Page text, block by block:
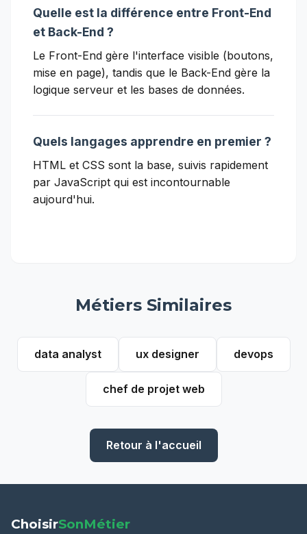
Quelle est la différence entre Front-End
et Back-End ?
Le Front-End gère l'interface visible (boutons,
mise en page), tandis que le Back-End gère la
logique serveur et les bases de données.
Quels langages apprendre en premier ?
HTML et CSS sont la base, suivis rapidement
par JavaScript qui est incontournable
aujourd'hui.
Métiers Similaires
data analyst ux designer devops
chef de projet web
Retour à l'accueil
ChoisirSonMétier